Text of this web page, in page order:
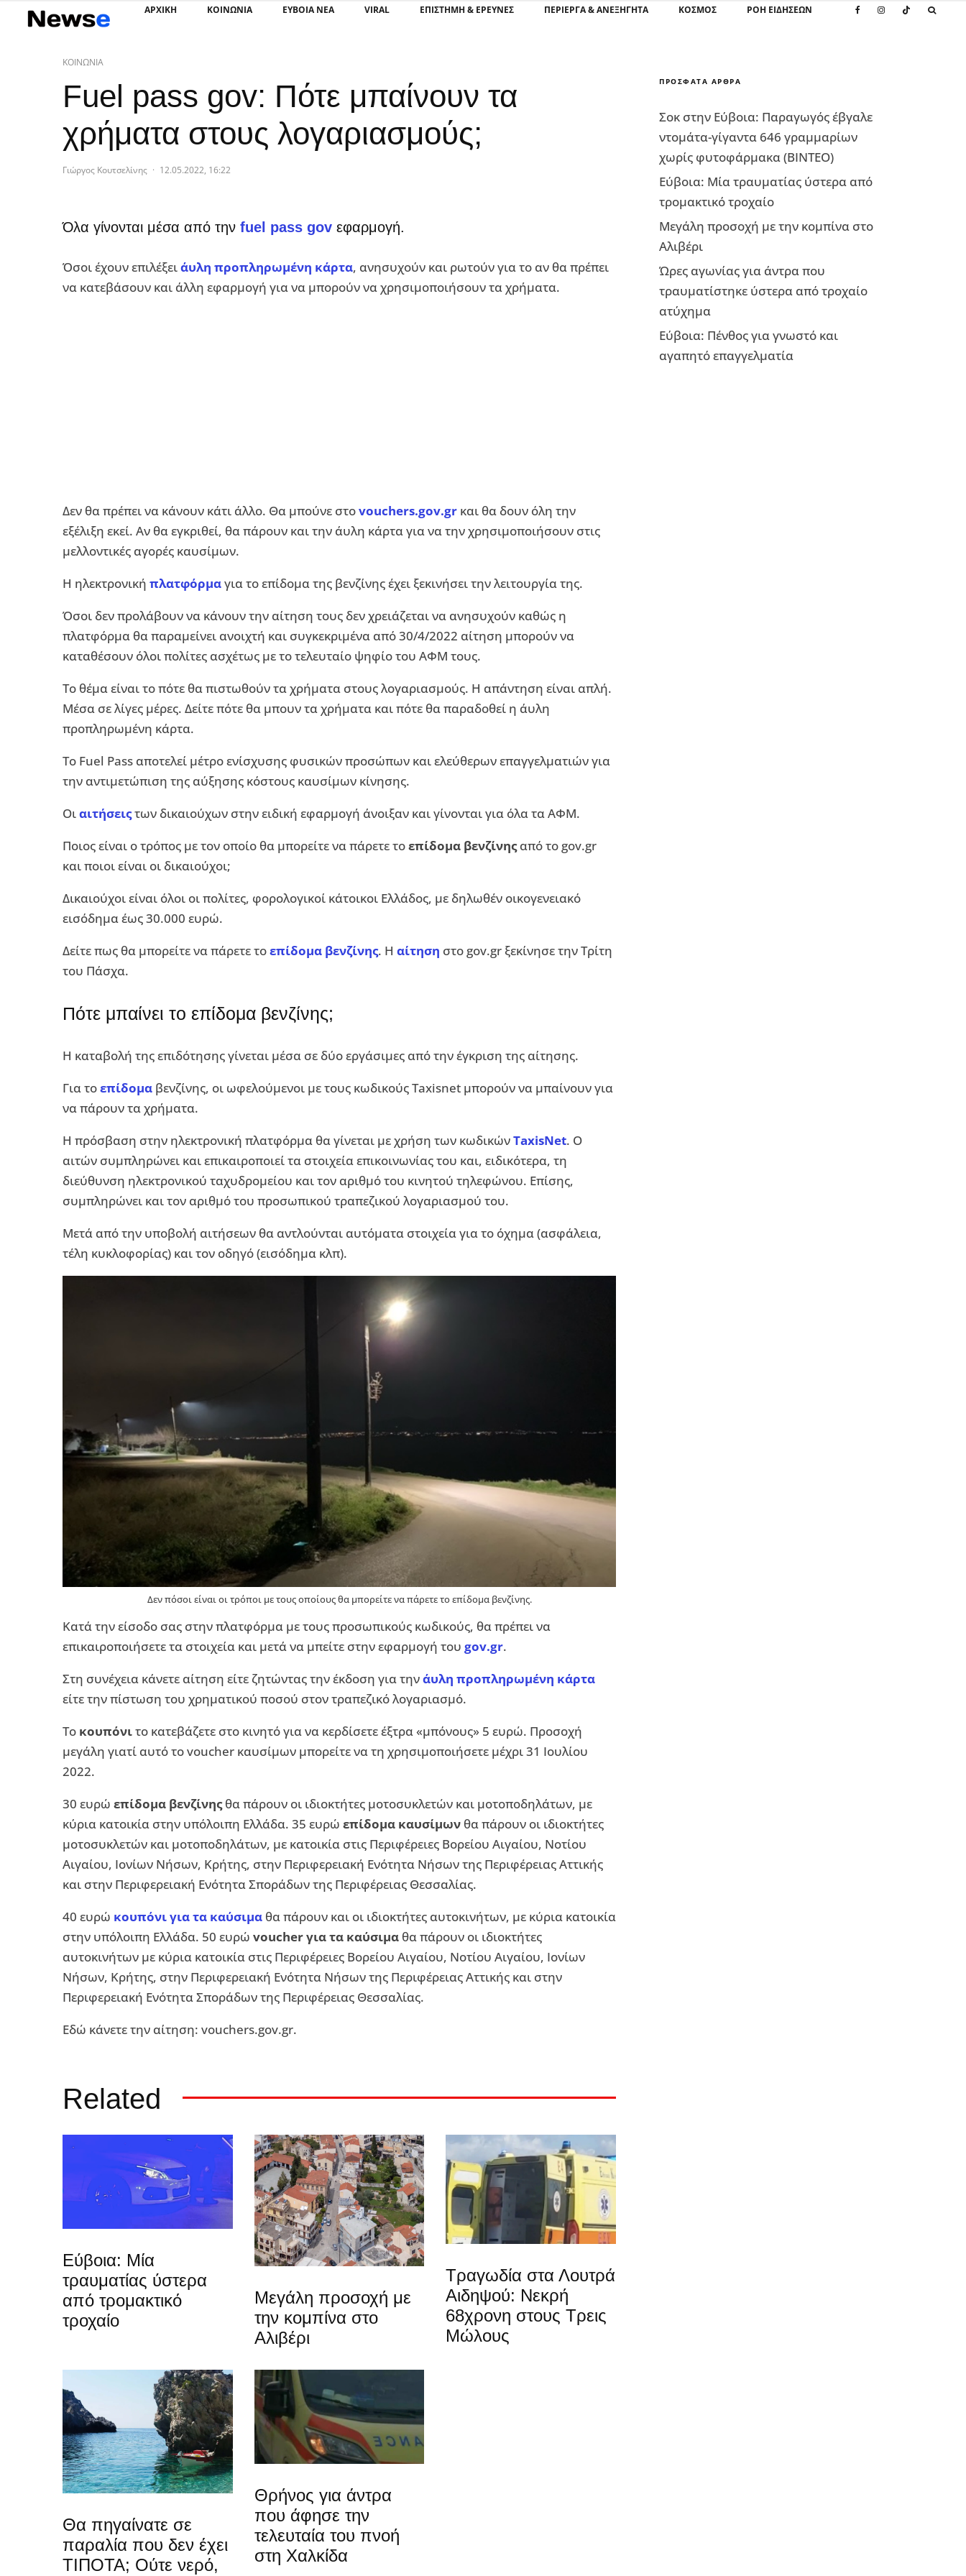
ΑΡΧΙΚΗ ΚΟΙΝΩΝΙΑ ΕΥΒΟΙΑ ΝΕΑ VIRAL ΕΠΙΣΤΉΜΗ & ΈΡΕΥΝΕΣ ΠΕΡΊΕΡΓΑ & ΑΝΕΞΉΓΗΤΑ ΚΌΣΜΟΣ ΡΟΗ ΕΙΔΗΣΕΩΝ
ΚΟΙΝΩΝΙΑ
Fuel pass gov: Πότε μπαίνουν τα
χρήματα στους λογαριασμούς;
Γιώργος Κουτσελίνης · 12.05.2022, 16:22
Όλα γίνονται μέσα από την fuel pass gov εφαρμογή.
Όσοι έχουν επιλέξειάυλη προπληρωμένη κάρτα, ανησυχούν και ρωτούν για το αν θα πρέπει
να κατεβάσουν και άλλη εφαρμογή για να μπορούν να χρησιμοποιήσουν τα χρήματα.
Δεν θα πρέπει να κάνουν κάτι άλλο. Θα μπούνε στοvouchers.gov.gr και θα δουν όλη την
εξέλιξη εκεί. Αν θα εγκριθεί, θα πάρουν και την άυλη κάρτα για να την χρησιμοποιήσουν στις
μελλοντικές αγορές καυσίμων.
Η ηλεκτρονική πλατφόρμαγια το επίδομα της βενζίνης έχει ξεκινήσει την λειτουργία της.
Όσοι δεν προλάβουν να κάνουν την αίτηση τους δεν χρειάζεται να ανησυχούν καθώς η
πλατφόρμα θα παραμείνει ανοιχτή και συγκεκριμένα από 30/4/2022 αίτηση μπορούν να
καταθέσουν όλοι πολίτες ασχέτως με το τελευταίο ψηφίο του ΑΦΜ τους.
Το θέμα είναι το πότε θα πιστωθούν τα χρήματα στους λογαριασμούς. Η απάντηση είναι απλή.
Μέσα σε λίγες μέρες. Δείτε πότε θα μπουν τα χρήματα και πότε θα παραδοθεί η άυλη
προπληρωμένη κάρτα.
Το Fuel Pass αποτελεί μέτρο ενίσχυσης φυσικών προσώπων και ελεύθερων επαγγελματιών για
την αντιμετώπιση της αύξησης κόστους καυσίμων κίνησης.
Οιαιτήσειςτων δικαιούχων στην ειδική εφαρμογή άνοιξαν και γίνονται για όλα τα ΑΦΜ.
Ποιος είναι ο τρόπος με τον οποίο θα μπορείτε να πάρετε τοεπίδομα βενζίνηςαπό το gov.gr
και ποιοι είναι οι δικαιούχοι;
Δικαιούχοι είναι όλοι οι πολίτες, φορολογικοί κάτοικοι Ελλάδος, με δηλωθέν οικογενειακό
εισόδημα έως 30.000 ευρώ.
Δείτε πως θα μπορείτε να πάρετε τοεπίδομα βενζίνης. Η αίτηση στο gov.gr ξεκίνησε την Τρίτη
του Πάσχα.
Πότε μπαίνει το επίδομα βενζίνης;
Η καταβολή της επιδότησης γίνεται μέσα σε δύο εργάσιμες από την έγκριση της αίτησης.
Για τοεπίδομα βενζίνης, οι ωφελούμενοι με τους κωδικούς Taxisnet μπορούν να μπαίνουν για
να πάρουν τα χρήματα.
Η πρόσβαση στην ηλεκτρονική πλατφόρμα θα γίνεται με χρήση των κωδικώνTaxisNet. Ο
αιτών συμπληρώνει και επικαιροποιεί τα στοιχεία επικοινωνίας του και, ειδικότερα, τη
διεύθυνση ηλεκτρονικού ταχυδρομείου και τον αριθμό του κινητού τηλεφώνου. Επίσης,
συμπληρώνει και τον αριθμό του προσωπικού τραπεζικού λογαριασμού του.
Μετά από την υποβολή αιτήσεων θα αντλούνται αυτόματα στοιχεία για το όχημα (ασφάλεια,
τέλη κυκλοφορίας) και τον οδηγό (εισόδημα κλπ).
Δεν πόσοι είναι οι τρόποι με τους οποίους θα μπορείτε να πάρετε το επίδομα βενζίνης.
Κατά την είσοδο σας στην πλατφόρμα με τους προσωπικούς κωδικούς, θα πρέπει να
επικαιροποιήσετε τα στοιχεία και μετά να μπείτε στην εφαρμογή του gov.gr.
Στη συνέχεια κάνετε αίτηση είτε ζητώντας την έκδοση για τηνάυλη προπληρωμένη κάρτα
είτε την πίστωση του χρηματικού ποσού στον τραπεζικό λογαριασμό.
Το κουπόνιτο κατεβάζετε στο κινητό για να κερδίσετε έξτρα «μπόνους» 5 ευρώ. Προσοχή
μεγάλη γιατί αυτό το voucher καυσίμων μπορείτε να τη χρησιμοποιήσετε μέχρι 31 Ιουλίου
2022.
30 ευρώ επίδομα βενζίνηςθα πάρουν οι ιδιοκτήτες μοτοσυκλετών και μοτοποδηλάτων, με
κύρια κατοικία στην υπόλοιπη Ελλάδα. 35 ευρώ επίδομα καυσίμων θα πάρουν οι ιδιοκτήτες
μοτοσυκλετών και μοτοποδηλάτων, με κατοικία στις Περιφέρειες Βορείου Αιγαίου, Νοτίου
Αιγαίου, Ιονίων Νήσων, Κρήτης, στην Περιφερειακή Ενότητα Νήσων της Περιφέρειας Αττικής
και στην Περιφερειακή Ενότητα Σποράδων της Περιφέρειας Θεσσαλίας.
40 ευρώ κουπόνι για τα καύσιμα θα πάρουν και οι ιδιοκτήτες αυτοκινήτων, με κύρια κατοικία
στην υπόλοιπη Ελλάδα. 50 ευρώ voucher για τα καύσιμα θα πάρουν οι ιδιοκτήτες
αυτοκινήτων με κύρια κατοικία στις Περιφέρειες Βορείου Αιγαίου, Νοτίου Αιγαίου, Ιονίων
Νήσων, Κρήτης, στην Περιφερειακή Ενότητα Νήσων της Περιφέρειας Αττικής και στην
Περιφερειακή Ενότητα Σποράδων της Περιφέρειας Θεσσαλίας.
Εδώ κάνετε την αίτηση: vouchers.gov.gr.
Related
Εύβοια: Μία
τραυματίας ύστερα
από τρομακτικό
τροχαίο
Μεγάλη προσοχή με
την κομπίνα στο
Αλιβέρι
Τραγωδία στα Λουτρά
Αιδηψού: Νεκρή
68χρονη στους Τρεις
Μώλους
Θα πηγαίνατε σε
παραλία που δεν έχει
ΤΙΠΟΤΑ; Ούτε νερό,
Θρήνος για άντρα
που άφησε την
τελευταία του πνοή
στη Χαλκίδα
ΠΡΌΣΦΑΤΑ ΆΡΘΡΑ
Σοκ στην Εύβοια: Παραγωγός έβγαλε
ντομάτα-γίγαντα 646 γραμμαρίων
χωρίς φυτοφάρμακα (ΒΙΝΤΕΟ)
Εύβοια: Μία τραυματίας ύστερα από
τρομακτικό τροχαίο
Μεγάλη προσοχή με την κομπίνα στο
Αλιβέρι
Ώρες αγωνίας για άντρα που
τραυματίστηκε ύστερα από τροχαίο
ατύχημα
Εύβοια: Πένθος για γνωστό και
αγαπητό επαγγελματία